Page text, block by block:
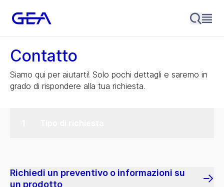
Contatto
Siamo qui per aiutarti! Solo pochi dettagli e saremo in
grado di rispondere alla tua richiesta.
Richiedi un preventivo o informazioni su
un prodotto